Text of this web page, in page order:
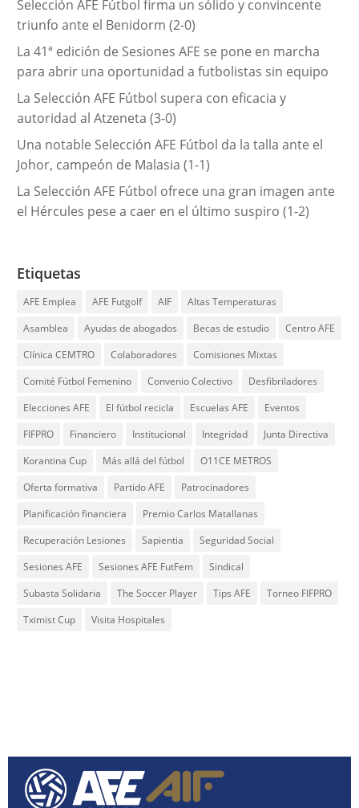
a
s
Selección AFE Fútbol firma un sólido y convincente
triunfo ante el Benidorm (2-0)
La 41ª edición de Sesiones AFE se pone en marcha
para abrir una oportunidad a futbolistas sin equipo
La Selección AFE Fútbol supera con eficacia y
autoridad al Atzeneta (3-0)
Una notable Selección AFE Fútbol da la talla ante el
Johor, campeón de Malasia (1-1)
La Selección AFE Fútbol ofrece una gran imagen ante
el Hércules pese a caer en el último suspiro (1-2)
Etiquetas
AFE Emplea AFE Futgolf AIF
Altas Temperaturas
Asamblea
Ayudas de abogados Becas de estudio
Centro AFE
Clínica CEMTRO
Colaboradores
Comisiones Mixtas
Comité Fútbol Femenino
Convenio Colectivo
Desfibriladores
Elecciones AFE
El fútbol recicla Escuelas AFE
Eventos
FIFPRO
Financiero Institucional Integridad
Junta Directiva
Korantina Cup
Más allá del fútbol
O11CE METROS
Oferta formativa
Partido AFE
Patrocinadores
Planificación financiera
Premio Carlos Matallanas
Recuperación Lesiones
Sapientia
Seguridad Social
Sesiones AFE
Sesiones AFE FutFem
Sindical
Subasta Solidaria
The Soccer Player Tips AFE
Torneo FIFPRO
Tximist Cup
Visita Hospitales